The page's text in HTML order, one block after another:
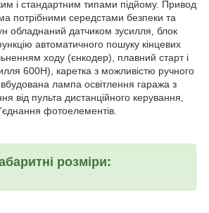
і стандартним типами підйому. Привод
потрібними середстами безпеки та
обладнаний датчиком зусилля, блок
автоматичного пошуку кінцевих
ходу (єнкодер), плавний старт і
600Н), каретка з можливістю ручного
лампа освітлення гаража з
від пульта дистанційного керування,
фотоелементів.
розміри: